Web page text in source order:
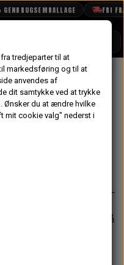
FRI
Ruder & Lister
til
Varen er på
leveringstid
tredjeparter til at
markedsføring og til at
anvendes af
dit samtykke ved at trykke
Ønsker du at ændre hvilke
mit cookie valg" nederst i